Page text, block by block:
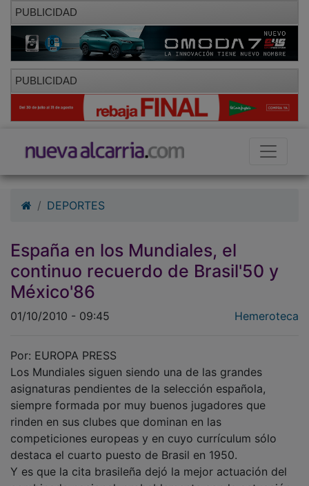
PUBLICIDAD
PUBLICIDAD
España en los Mundiales, el
continuo recuerdo de Brasil'50 y
México'86
Los Mundiales siguen siendo una de las grandes
asignaturas pendientes de la selección española,
siempre formada por muy buenos jugadores que
rinden en sus clubes que dominan en las
competiciones europeas y en cuyo currículum sólo
destaca el cuarto puesto de Brasil en 1950.
Y es que la cita brasileña dejó la mejor actuación del
combinado nacional, probablemente con la actuación